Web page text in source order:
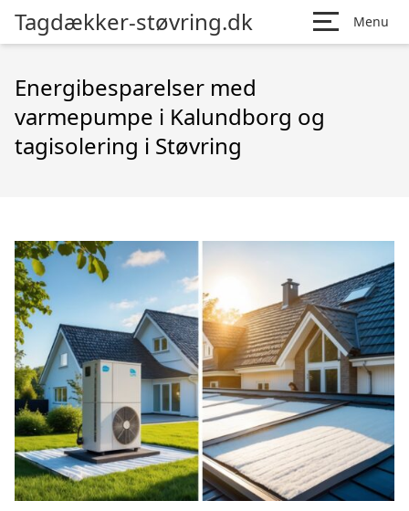
Tagdækker-støvring.dk Menu
Energibesparelser med
varmepumpe i Kalundborg og
tagisolering i Støvring